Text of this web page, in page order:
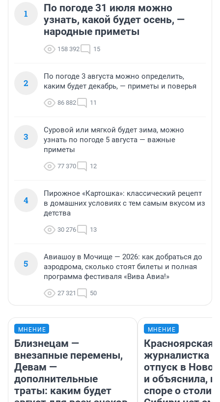
1
По погоде 31 июля можно
узнать, какой будет осень, —
народные приметы
158 392 15
2
По погоде 3 августа можно определить,
каким будет декабрь, — приметы и поверья
86 882 11
3
Суровой или мягкой будет зима, можно
узнать по погоде 5 августа — важные
приметы
77 370 12
4
Пирожное «Картошка»: классический рецепт
в домашних условиях с тем самым вкусом из
детства
30 276 13
5
Авиашоу в Мочище — 2026: как добраться до
аэродрома, сколько стоят билеты и полная
программа фестиваля «Вива Авиа!»
27 321 50
МНЕНИЕ
Близнецам —
внезапные перемены,
Девам —
дополнительные
траты: каким будет
МНЕНИЕ
Красноярская
журналистка
отпуск в
и объяснила,
споре о